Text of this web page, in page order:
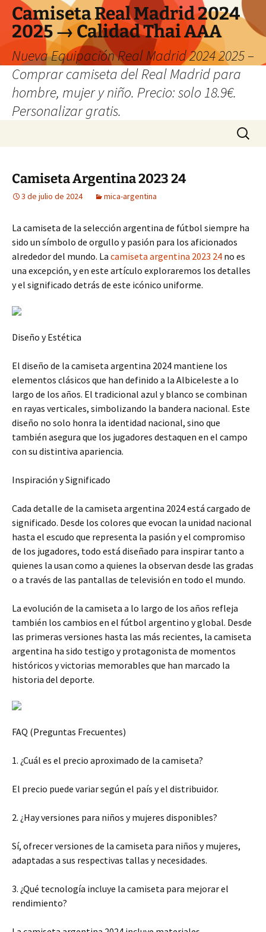
Camiseta Real Madrid 2024
2025 → Calidad Thai AAA
Nueva Equipación Real Madrid 2024 2025 –
Comprar camiseta del Real Madrid para
hombre, mujer y niño. Precio: solo 18.9€.
Personalizar gratis.
Buscar:
Camiseta Argentina 2023 24
3 de julio de 2024 mica-argentina
La camiseta de la selección argentina de fútbol siempre ha
sido un símbolo de orgullo y pasión para los aficionados
alrededor del mundo. La camiseta argentina 2023 24 no es
una excepción, y en este artículo exploraremos los detalles
y el significado detrás de este icónico uniforme.
Diseño y Estética
El diseño de la camiseta argentina 2024 mantiene los
elementos clásicos que han definido a la Albiceleste a lo
largo de los años. El tradicional azul y blanco se combinan
en rayas verticales, simbolizando la bandera nacional. Este
diseño no solo honra la identidad nacional, sino que
también asegura que los jugadores destaquen en el campo
con su distintiva apariencia.
Inspiración y Significado
Cada detalle de la camiseta argentina 2024 está cargado de
significado. Desde los colores que evocan la unidad nacional
hasta el escudo que representa la pasión y el compromiso
de los jugadores, todo está diseñado para inspirar tanto a
quienes la usan como a quienes la observan desde las gradas
o a través de las pantallas de televisión en todo el mundo.
La evolución de la camiseta a lo largo de los años refleja
también los cambios en el fútbol argentino y global. Desde
las primeras versiones hasta las más recientes, la camiseta
argentina ha sido testigo y protagonista de momentos
históricos y victorias memorables que han marcado la
historia del deporte.
FAQ (Preguntas Frecuentes)
1. ¿Cuál es el precio aproximado de la camiseta?
El precio puede variar según el país y el distribuidor.
2. ¿Hay versiones para niños y mujeres disponibles?
Sí, ofrecer versiones de la camiseta para niños y mujeres,
adaptadas a sus respectivas tallas y necesidades.
3. ¿Qué tecnología incluye la camiseta para mejorar el
rendimiento?